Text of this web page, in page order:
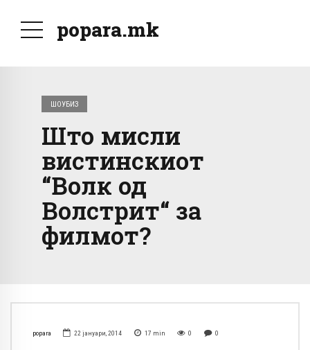
popara.mk
ШОУБИЗ
Што мисли
вистинскиот
“Волк од
Волстрит“ за
филмот?
popara 22 јануари, 2014 17 min 0 0